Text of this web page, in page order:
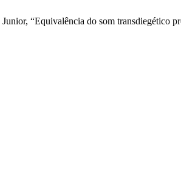
“Equivalência do som transdiegético